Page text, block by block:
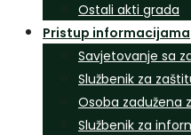
Ostali akti grada
Pristup informacijama
Savjetovanje sa
Službenik za
Osoba zadužena
Službenik za